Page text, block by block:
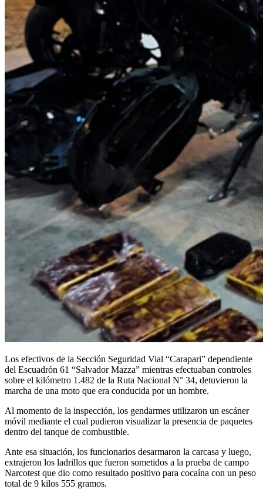
Los efectivos de la Sección Seguridad Vial “Carapari” dependiente
del Escuadrón 61 “Salvador Mazza” mientras efectuaban controles
sobre el kilómetro 1.482 de la Ruta Nacional N° 34, detuvieron la
marcha de una moto que era conducida por un hombre.
Al momento de la inspección, los gendarmes utilizaron un escáner
móvil mediante el cual pudieron visualizar la presencia de paquetes
dentro del tanque de combustible.
Ante esa situación, los funcionarios desarmaron la carcasa y luego,
extrajeron los ladrillos que fueron sometidos a la prueba de campo
Narcotest que dio como resultado positivo para cocaína con un peso
total de 9 kilos 555 gramos.